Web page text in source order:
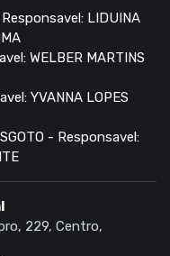
LIDUINA
WELBER MARTINS
YVANNA LOPES
- Responsavel:
229, Centro,